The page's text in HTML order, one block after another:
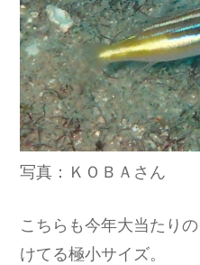
写真：ＫＯＢＡさん
こちらも今年大当たり
けてる極小サイズ。